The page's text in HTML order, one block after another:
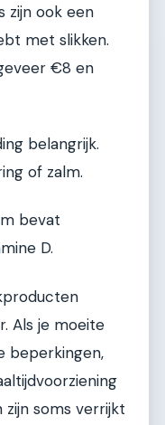
zijn ook een
met slikken.
€8 en
belangrijk.
of zalm.
bevat
D.
Als je moeite
beperkingen,
zijn soms verrijkt